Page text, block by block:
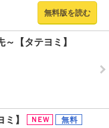
無料版を読む
【タテヨミ】
ミ】